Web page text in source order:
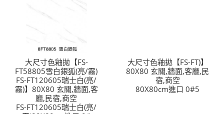
大尺寸色釉拋【FS-
FT58805雪白銀狐(亮/霧)
FS-FT120605瑞士白(亮/
霧)】80X80 玄關,牆面,客
廳,民宿,商空
FS-FT120605瑞士白(亮/
大尺寸色釉拋【FS-FT)】
80X80 玄關,牆面,客廳,民
宿,商空
80X80cm進口 0#5